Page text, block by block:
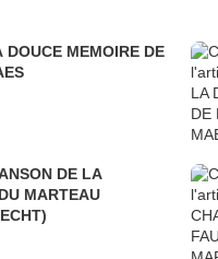
MEMOIRE DE
DE LA
MARTEAU